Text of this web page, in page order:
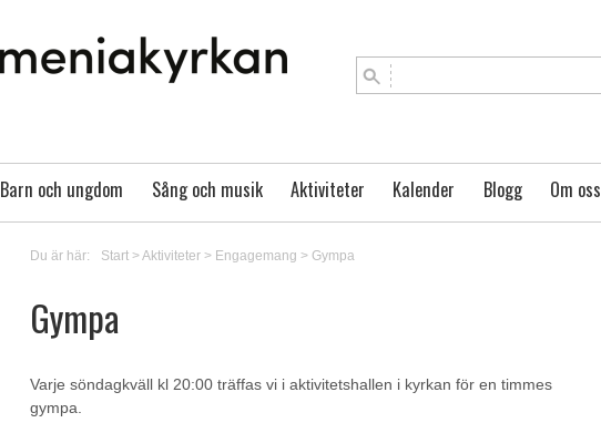
Barn och ungdom Sång och musik Aktiviteter Kalender Blogg Om oss
Du är här: Start>Aktiviteter> Engagemang > Gympa
Gympa
Varje söndagkväll kl 20:00 träffas vi i aktivitetshallen i kyrkan för en timmes
gympa.